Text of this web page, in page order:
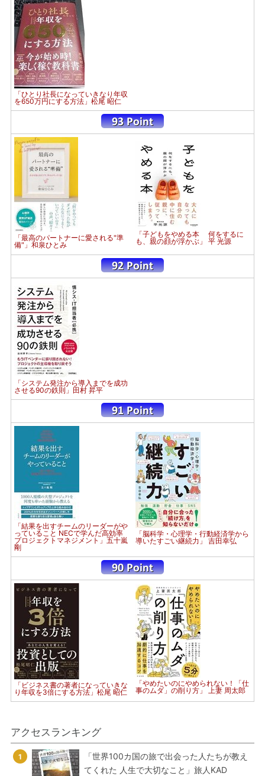
「ひとり社長になっていきなり年収
を650万円にする方法」松尾 昭仁
「最高のパートナーに愛される"準
備"」和泉ひとみ
「子どもをやめる本 何をするに
も、親の顔が浮かぶ」 平 光源
「システム発注から導入までを成功
させる90の鉄則」田村 昇平
「結果を出すチームのリーダーがや
っていること NECで学んだ高効率
プロジェクトマネジメント」五十嵐
剛
「脳科学・心理学・行動経済学から
導いたすごい継続力」 吉田幸弘
「ビジネス書の著者になっていきな
り年収を3倍にする方法」松尾 昭仁
「やめたいのにやめられない！「仕
事のムダ」の削り方」 上妻 周太郎
アクセスランキング
1
「世界100カ国の旅で出会った人たちが教え
てくれた 人生で大切なこと」旅人KAD